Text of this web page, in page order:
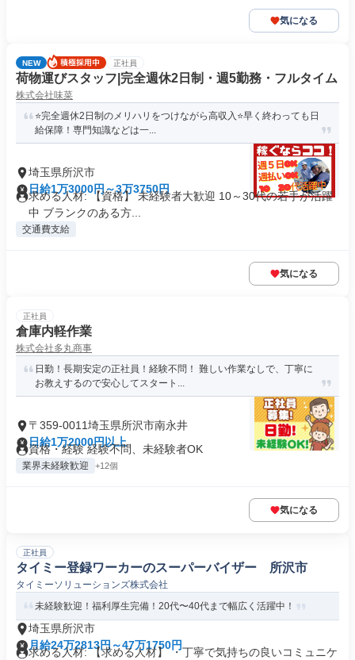
気になる
NEW 正社員
荷物運びスタッフ|完全週休2日制・週5勤務・フルタイム
株式会社味菜
⭐️完全週休2日制のメリハリをつけながら高収入⭐️早く終わっても日
給保障！専門知識などは一...
埼玉県所沢市
日給1万3000円～3万3750円
求める人材: 【資格】 未経験者大歓迎 10～30代の若手が活躍
中 ブランクのある方...
交通費支給
気になる
正社員
倉庫内軽作業
株式会社多丸商事
日勤！長期安定の正社員！経験不問！ 難しい作業なしで、丁寧に
お教えするので安心してスタート...
〒359-0011埼玉県所沢市南永井
日給1万2000円以上
資格・経験 経験不問、未経験者OK
業界未経験歓迎 +12個
気になる
正社員
タイミー登録ワーカーのスーパーバイザー 所沢市
タイミーソリューションズ株式会社
未経験歓迎！福利厚生完備！20代〜40代まで幅広く活躍中！
埼玉県所沢市
月給24万2813円～47万1750円
求める人材: 【求める人材】 ・丁寧で気持ちの良いコミュニケ